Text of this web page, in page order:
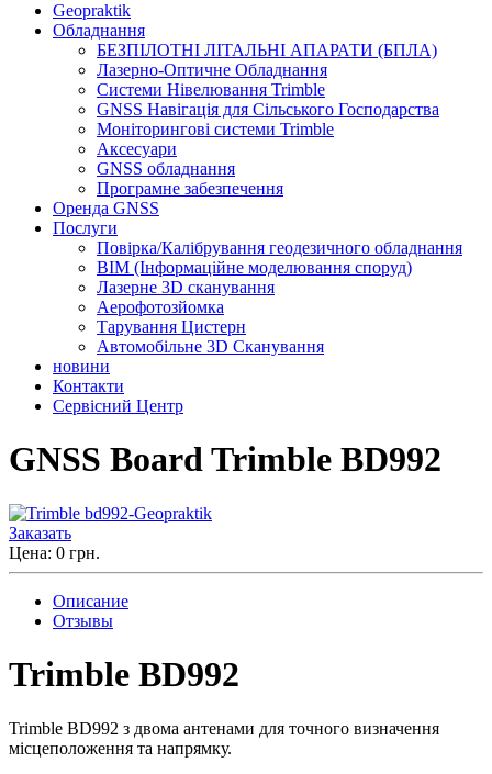
Geopraktik
Обладнання
БЕЗПІЛОТНІ ЛІТАЛЬНІ АПАРАТИ (БПЛА)
Лазерно-Оптичне Обладнання
Системи Нівелювання Trimble
GNSS Навігація для Сільського Господарства
Моніторингові системи Trimble
Аксесуари
GNSS обладнання
Програмне забезпечення
Оренда GNSS
Послуги
Повірка/Калібрування геодезичного обладнання
BIM (Інформаційне моделювання споруд)
Лазерне 3D сканування
Аерофотозйомка
Тарування Цистерн
Автомобільне 3D Сканування
новини
Контакти
Сервісний Центр
GNSS Board Trimble BD992
Заказать
Цена: 0 грн.
Описание
Отзывы
Trimble BD992
Trimble BD992 з двома антенами для точного визначення
місцеположення та напрямку.